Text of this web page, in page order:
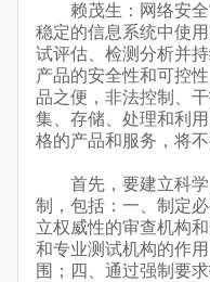
赖茂生：网络安全
稳定的信息系统中使
试评估、检测分析并
产品的安全性和可控
品之便，非法控制、
集、存储、处理和利
格的产品和服务，将
首先，要建立科学
制，包括：一、制定
立权威性的审查机构
和专业测试机构的作
围；四、通过强制要